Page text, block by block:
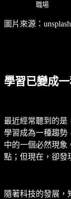
職場
圖片來源：
學習已變成
最近經常聽到的是
學習成為一種趨勢
中的一個必然現象
點；但現在，卻發
隨著科技的發展，